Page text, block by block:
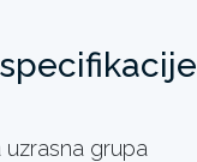
grupa